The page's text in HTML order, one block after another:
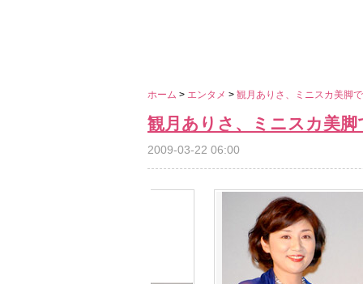
ホーム > エンタメ > 観月ありさ、ミニスカ美脚
観月ありさ、ミニスカ美脚
2009-03-22 06:00